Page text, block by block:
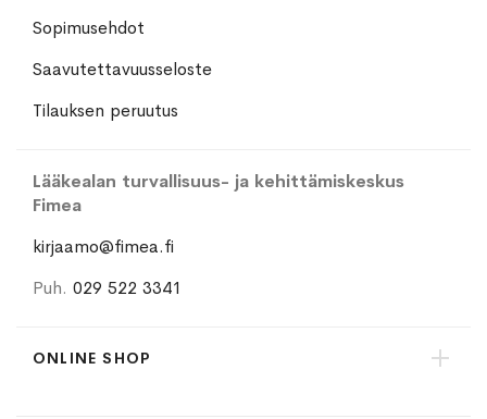
Sopimusehdot
Saavutettavuusseloste
Tilauksen peruutus
Lääkealan turvallisuus- ja kehittämiskeskus
Fimea
kirjaamo@fimea.fi
Puh. 029 522 3341
ONLINE SHOP